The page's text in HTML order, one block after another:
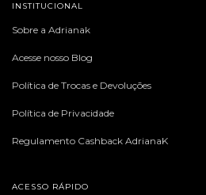
INSTITUCIONAL
Sobre a Adrianak
Acesse nosso Blog
Política de Trocas e Devoluções
Política de Privacidade
Regulamento Cashback AdrianaK
ACESSO RÁPIDO